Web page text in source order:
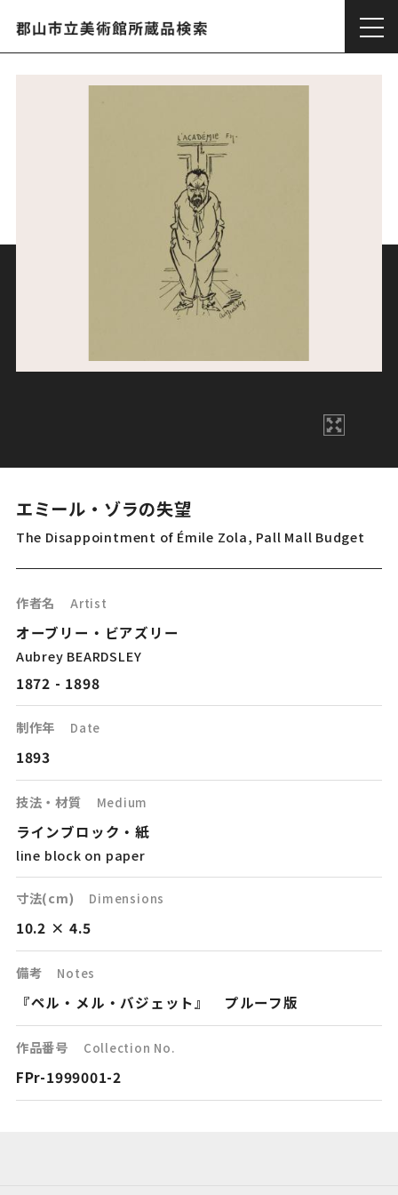
エミール・ゾラの失望
The Disappointment of Émile Zola, Pall Mall Budget
作者名 Artist
オーブリー・ビアズリー
Aubrey BEARDSLEY
1872 - 1898
制作年 Date
1893
技法・材質 Medium
ラインブロック・紙
line block on paper
寸法(cm) Dimensions
10.2 × 4.5
備考 Notes
『ペル・メル・バジェット』 プルーフ版
作品番号 Collection No.
FPr-1999001-2